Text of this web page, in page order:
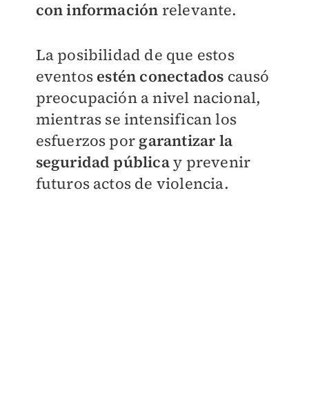
con información relevante.
La posibilidad de que estos
eventos estén conectados causó
preocupación a nivel nacional,
mientras se intensifican los
esfuerzos por garantizar la
seguridad públicay prevenir
futuros actos de violencia.